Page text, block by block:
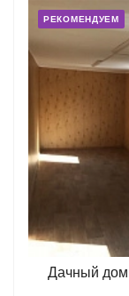
РЕКОМЕНДУЕМ
Дачный дом